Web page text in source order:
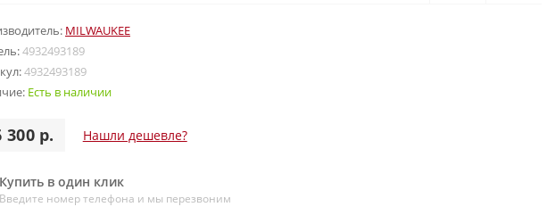
MILWAUKEE
4932493189
4932493189
Есть в наличии
300 р. Нашли дешевле?
Купить в один клик
Введите номер телефона и мы перезвоним